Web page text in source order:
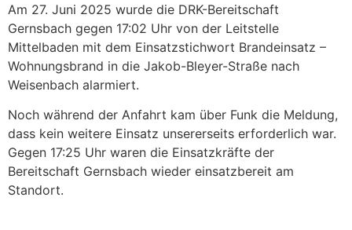
Am 27. Juni 2025 wurde die DRK-Bereitschaft
Gernsbach gegen 17:02 Uhr von der Leitstelle
Mittelbaden mit dem Einsatzstichwort Brandeinsatz –
Wohnungsbrand in die Jakob-Bleyer-Straße nach
Weisenbach alarmiert.
Noch während der Anfahrt kam über Funk die Meldung,
dass kein weitere Einsatz unsererseits erforderlich war.
Gegen 17:25 Uhr waren die Einsatzkräfte der
Bereitschaft Gernsbach wieder einsatzbereit am
Standort.